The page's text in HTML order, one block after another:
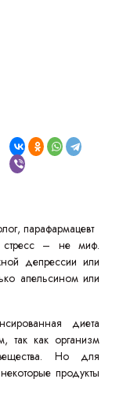
парафармацевт
стресс – не миф.
депрессии или
апельсином или
диета
так как организм
Но для
продукты